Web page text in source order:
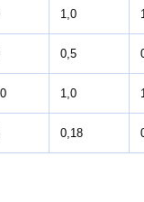
1,0
0,5
1,0
0,18